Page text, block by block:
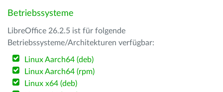
Betriebssysteme
LibreOffice 26.2.5 ist für folgende
Betriebssysteme/Architekturen verfügbar:
Linux Aarch64 (deb)
Linux Aarch64 (rpm)
Linux x64 (deb)